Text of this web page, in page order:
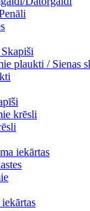
plaukti / Sienas
krēsli
iekārtas